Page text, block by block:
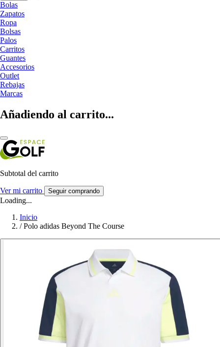
Bolas
Zapatos
Ropa
Bolsas
Palos
Carritos
Guantes
Accesorios
Outlet
Rebajas
Marcas
Añadiendo al carrito...
Subtotal del carrito
Ver mi carrito Seguir comprando
Loading...
Inicio
/ Polo adidas Beyond The Course